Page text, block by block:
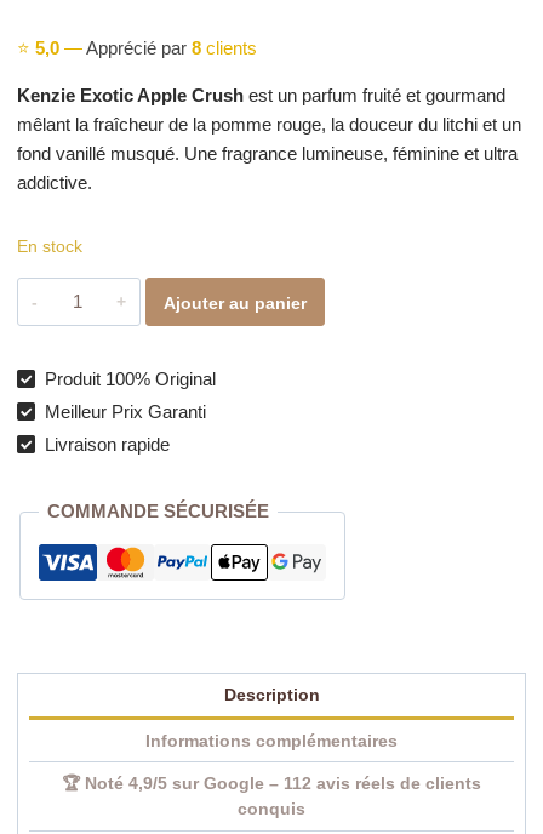
⭐ 5,0—Apprécié par 8clients
Kenzie Exotic Apple Crushest un parfum fruité et gourmand
mêlant la fraîcheur de la pomme rouge, la douceur du litchi et un
fond vanillé musqué. Une fragrance lumineuse, féminine et ultra
addictive.
En stock
quantité
de
Exotic
Apple
Crush
Fruité,
Sucré
&
Ajouter au panier
Produit 100% Original
Meilleur Prix Garanti
Livraison rapide
COMMANDE SÉCURISÉE
Description
Informations complémentaires
🏆 Noté 4,9/5 sur Google – 112 avis réels de clients
conquis